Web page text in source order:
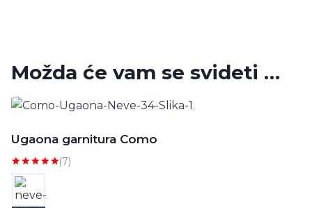
Možda će vam se svideti …
Ugaona garnitura Como
Ocenjeno
sa
5.00
od 5
(7)